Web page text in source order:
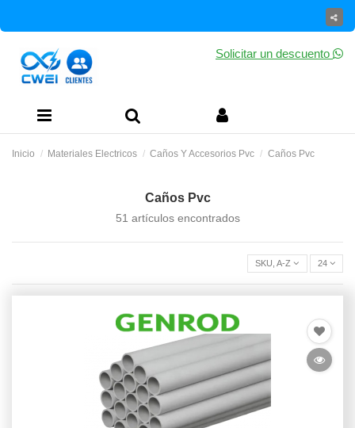
Solicitar un descuento
Inicio Materiales Electricos Caños Y Accesorios Pvc Caños Pvc
Caños Pvc
51 artículos encontrados
SKU, A-Z